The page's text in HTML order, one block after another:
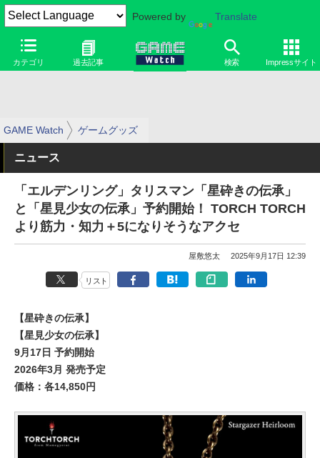
Powered by Translate
カテゴリ 過去記事 検索 Impressサイト
GAME Watch ゲームグッズ
ニュース
「エルデンリング」タリスマン「星砕きの伝承」
と「星見少女の伝承」予約開始！ TORCH TORCH
より筋力・知力＋5になりそうなアクセ
屋敷悠太 2025年9月17日 12:39
リスト
【星砕きの伝承】
【星見少女の伝承】
9月17日 予約開始
2026年3月 発売予定
価格：各14,850円